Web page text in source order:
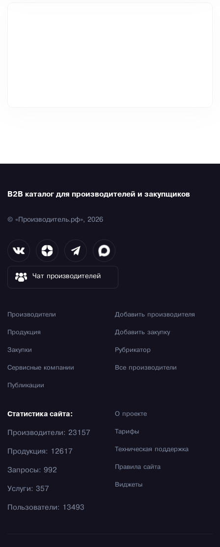
B2B каталог для производителей и закупщиков
© «Производитель.рф», 2026
Чат производителей
Производители
Продукция
Закупки
Сервисные компании
Публикации
Добавить производителя
Добавить закупку
Рубрикатор
Все производители
О проекте
Тарифы
Техническая поддержка
Правила сайта
Виджеты
Статистика сайта:
Производители: 23157
Продукция: 12617
Запросы: 992
Услуги: 357
Пользователи: 13493